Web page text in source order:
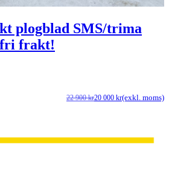
plogblad SMS/trima
fri frakt!
22 900kr20 000 kr(exkl. moms)